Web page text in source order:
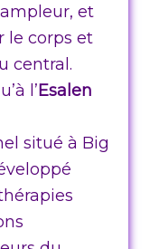
et
le corps et
central.
l’Esalen
situé à Big